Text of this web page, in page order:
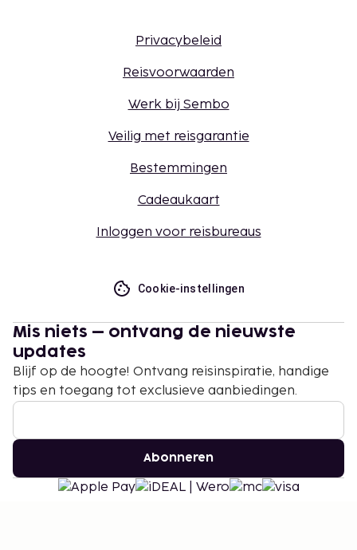
Privacybeleid
Reisvoorwaarden
Werk bij Sembo
Veilig met reisgarantie
Bestemmingen
Cadeaukaart
Inloggen voor reisbureaus
Cookie-instellingen
Mis niets – ontvang de nieuwste
updates
Blijf op de hoogte! Ontvang reisinspiratie, handige
tips en toegang tot exclusieve aanbiedingen.
Abonneren